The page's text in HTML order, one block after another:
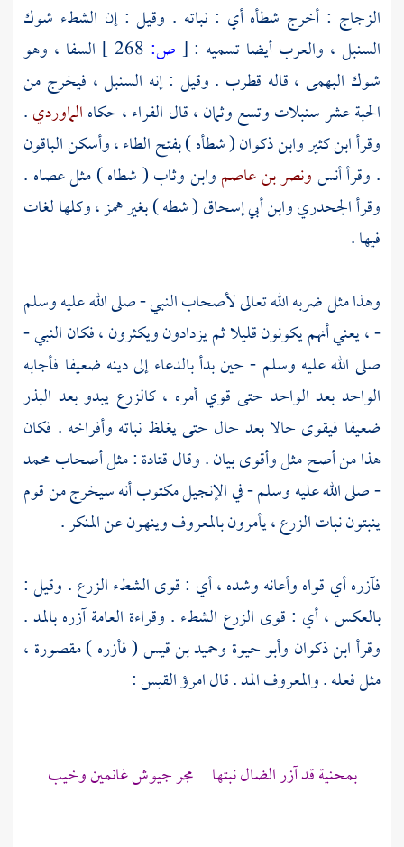
الزجاج : أخرج شطأه أي : نباته . وقيل : إن الشطء شوك
السنبل ، والعرب أيضا تسميه : [ ص:
السفا ، وهو
شوك البهمى ، قاله قطرب . وقيل : إنه السنبل ، فيخرج من
الحبة عشر سنبلات وتسع وثمان ، قال الفراء، حكاهالماوردي.
وقرأابن كثيروابن ذكوان( شطأه ) بفتح الطاء ، وأسكن الباقون
. وقرأأنسونصر بن عاصموابن وثاب( شطاه ) مثل عصاه .
وقرأالجحدريوابن أبي إسحاق( شطه ) بغير همز ، وكلها لغات
فيها .
وهذا مثل ضربه الله تعالى لأصحاب النبي - صلى الله عليه وسلم
- ، يعني أنهم يكونون قليلا ثم يزدادون ويكثرون ، فكان النبي -
صلى الله عليه وسلم - حين بدأ بالدعاء إلى دينه ضعيفا فأجابه
الواحد بعد الواحد حتى قوي أمره ، كالزرع يبدو بعد البذر
ضعيفا فيقوى حالا بعد حال حتى يغلظ نباته وأفراخه . فكان
هذا من أصح مثل وأقوى بيان . وقالقتادة: مثل أصحابمحمد
- صلى الله عليه وسلم - في الإنجيل مكتوب أنه سيخرج من قوم
ينبتون نبات الزرع ، يأمرون بالمعروف وينهون عن المنكر .
فآزره أي قواه وأعانه وشده ، أي : قوى الشطء الزرع . وقيل :
بالعكس ، أي : قوى الزرع الشطء . وقراءة العامة آزره بالمد .
وقرأابن ذكوان وأبو حيوة وحميد بن قيس( فأزره ) مقصورة ،
مثل فعله . والمعروف المد . قالامرؤ القيس:
بمحنية قد آزر الضال نبتها مجر جيوش غانمين وخيب